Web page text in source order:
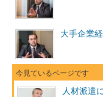
大手企業
人材派遣